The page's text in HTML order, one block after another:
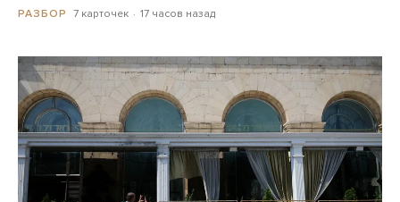
РАЗБОР 7 карточек 17 часов назад